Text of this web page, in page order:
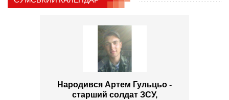
Народився Артем Гульцьо -
старший солдат ЗСУ,